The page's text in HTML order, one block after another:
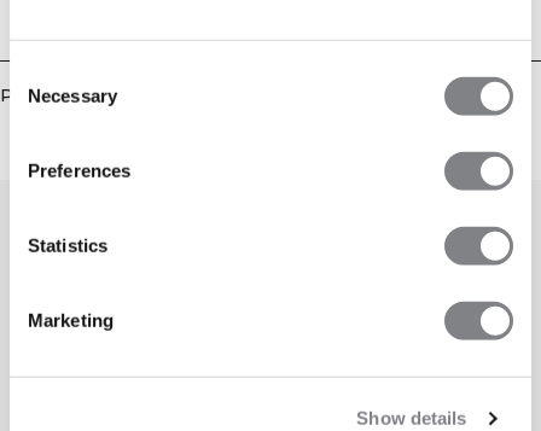
Selection
Necessary
Preferences
Statistics
Marketing
Show details
Produits similaires